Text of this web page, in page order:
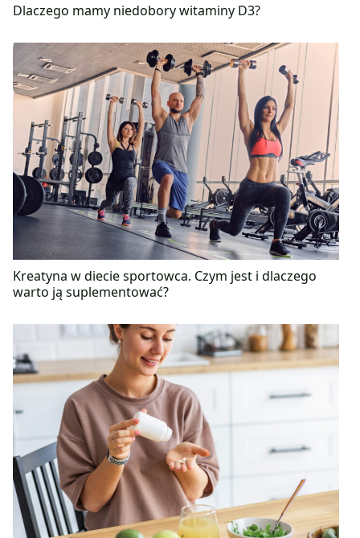
Dlaczego mamy niedobory witaminy D3?
Kreatyna w diecie sportowca. Czym jest i dlaczego
warto ją suplementować?